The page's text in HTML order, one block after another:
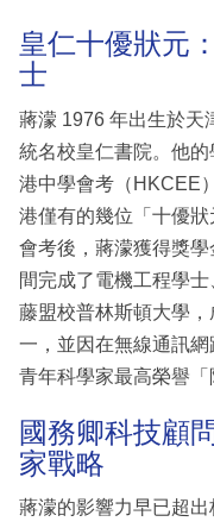
皇仁十優狀元
士
蔣濛 1976 年出生於天
統名校皇仁書院。他
港中學會考（HKCEE
港僅有的幾位「十優狀
會考後，蔣濛獲得獎
間完成了電機工程學
藤盟校普林斯頓大學
一，並因在無線通訊
青年科學家最高榮譽「
國務卿科技顧
家戰略
蔣濛的影響力早已超